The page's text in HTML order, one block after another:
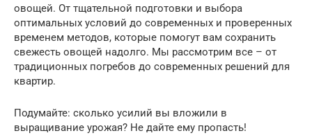
овощей. От тщательной подготовки и выбора
оптимальных условий до современных и проверенных
временем методов, которые помогут вам сохранить
свежесть овощей надолго. Мы рассмотрим все – от
традиционных погребов до современных решений для
квартир.
Подумайте: сколько усилий вы вложили в
выращивание урожая? Не дайте ему пропасть!